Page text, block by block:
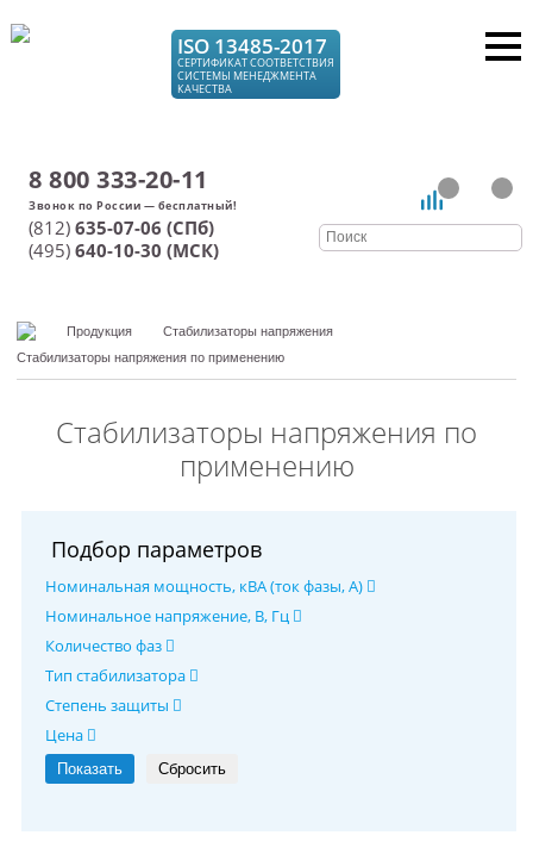
ISO 13485-2017
СЕРТИФИКАТ СООТВЕТСТВИЯ
СИСТЕМЫ МЕНЕДЖМЕНТА
КАЧЕСТВА
8 800 333-20-11
(812) 635-07-06 (СПб)
(495) 640-10-30 (МСК)
Продукция
Стабилизаторы напряжения
Стабилизаторы напряжения по применению
Стабилизаторы напряжения по
применению
Подбор параметров
Номинальная мощность, кВА (ток фазы, А)
Номинальное напряжение, В, Гц
Количество фаз
Тип стабилизатора
Степень защиты
Цена